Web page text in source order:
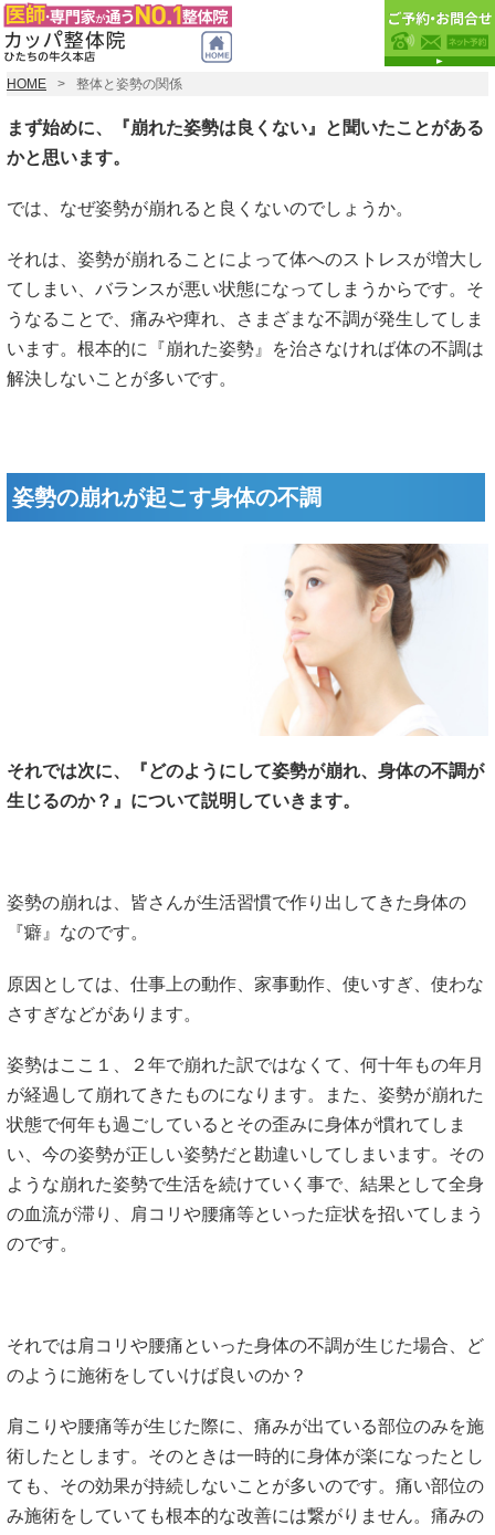
HOME 整体と姿勢の関係
まず始めに、『崩れた姿勢は良くない』と聞いたことがある
かと思います。
では、なぜ姿勢が崩れると良くないのでしょうか。
それは、姿勢が崩れることによって体へのストレスが増大し
てしまい、バランスが悪い状態になってしまうからです。そ
うなることで、痛みや痺れ、さまざまな不調が発生してしま
います。根本的に『崩れた姿勢』を治さなければ体の不調は
解決しないことが多いです。
姿勢の崩れが起こす身体の不調
それでは次に、『どのようにして姿勢が崩れ、身体の不調が
生じるのか？』について説明していきます。
姿勢の崩れは、皆さんが生活習慣で作り出してきた身体の
『癖』なのです。
原因としては、仕事上の動作、家事動作、使いすぎ、使わな
さすぎなどがあります。
姿勢はここ１、２年で崩れた訳ではなくて、何十年もの年月
が経過して崩れてきたものになります。また、姿勢が崩れた
状態で何年も過ごしているとその歪みに身体が慣れてしま
い、今の姿勢が正しい姿勢だと勘違いしてしまいます。その
ような崩れた姿勢で生活を続けていく事で、結果として全身
の血流が滞り、肩コリや腰痛等といった症状を招いてしまう
のです。
それでは肩コリや腰痛といった身体の不調が生じた場合、ど
のように施術をしていけば良いのか？
肩こりや腰痛等が生じた際に、痛みが出ている部位のみを施
術したとします。そのときは一時的に身体が楽になったとし
ても、その効果が持続しないことが多いのです。痛い部位の
み施術をしていても根本的な改善には繋がりません。痛みの